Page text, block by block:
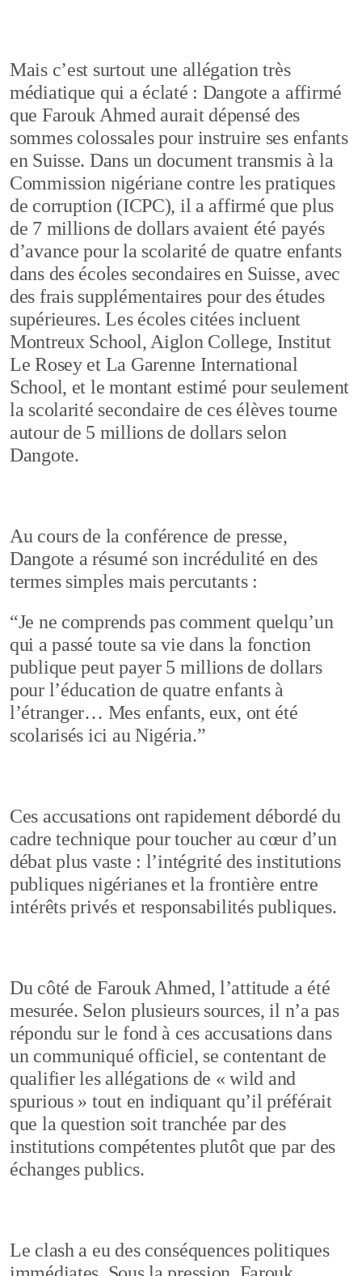
Mais c’est surtout une allégation très
médiatique qui a éclaté : Dangote a affirmé
que Farouk Ahmed aurait dépensé des
sommes colossales pour instruire ses enfants
en Suisse. Dans un document transmis à la
Commission nigériane contre les pratiques
de corruption (ICPC), il a affirmé que plus
de 7 millions de dollars avaient été payés
d’avance pour la scolarité de quatre enfants
dans des écoles secondaires en Suisse, avec
des frais supplémentaires pour des études
supérieures. Les écoles citées incluent
Montreux School, Aiglon College, Institut
Le Rosey et La Garenne International
School, et le montant estimé pour seulement
la scolarité secondaire de ces élèves tourne
autour de 5 millions de dollars selon
Dangote.
Au cours de la conférence de presse,
Dangote a résumé son incrédulité en des
termes simples mais percutants :
“Je ne comprends pas comment quelqu’un
qui a passé toute sa vie dans la fonction
publique peut payer 5 millions de dollars
pour l’éducation de quatre enfants à
l’étranger… Mes enfants, eux, ont été
scolarisés ici au Nigéria.”
Ces accusations ont rapidement débordé du
cadre technique pour toucher au cœur d’un
débat plus vaste : l’intégrité des institutions
publiques nigérianes et la frontière entre
intérêts privés et responsabilités publiques.
Du côté de Farouk Ahmed, l’attitude a été
mesurée. Selon plusieurs sources, il n’a pas
répondu sur le fond à ces accusations dans
un communiqué officiel, se contentant de
qualifier les allégations de « wild and
spurious » tout en indiquant qu’il préférait
que la question soit tranchée par des
institutions compétentes plutôt que par des
échanges publics.
Le clash a eu des conséquences politiques